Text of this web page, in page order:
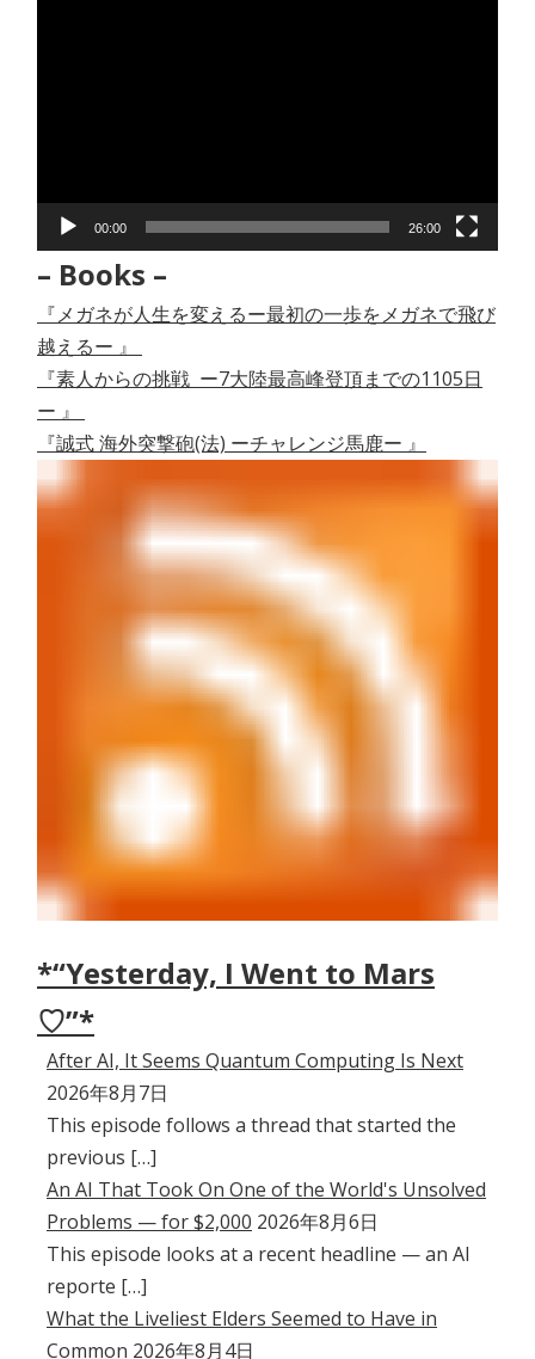
ー
00:00 26:00
– Books –
『メガネが人生を変えるー最初の一歩をメガネで飛び
越えるー 』
『素人からの挑戦 ー7大陸最高峰登頂までの1105日
ー 』
『誠式 海外突撃砲(法) ーチャレンジ馬鹿ー 』
*“Yesterday, I Went to Mars
♡”*
After AI, It Seems Quantum Computing Is Next
2026年8月7日
This episode follows a thread that started the
previous […]
An AI That Took On One of the World's Unsolved
Problems — for $2,000 2026年8月6日
This episode looks at a recent headline — an AI
reporte […]
What the Liveliest Elders Seemed to Have in
Common 2026年8月4日